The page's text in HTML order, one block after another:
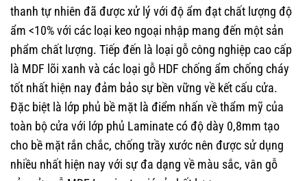
thanh tự nhiên đã được xử lý với độ ẩm đạt chất lượng độ
ẩm <10% với các loại keo ngoại nhập mang đến một sản
phẩm chất lượng. Tiếp đến là loại gỗ công nghiệp cao cấp
là MDF lõi xanh và các loại gỗ HDF chống ẩm chống cháy
tốt nhất hiện nay đảm bảo sự bền vững về kết cấu cửa.
Đặc biệt là lớp phủ bề mặt là điểm nhấn về thẩm mỹ của
toàn bộ cửa với lớp phủ Laminate có độ dày 0,8mm tạo
cho bề mặt rắn chắc, chống trầy xước nên được sử dụng
nhiều nhất hiện nay với sự đa dạng về màu sắc, vân gỗ